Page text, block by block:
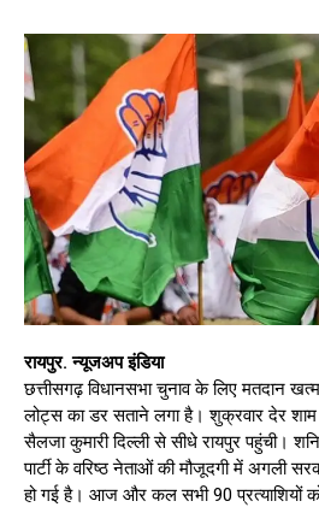
रायपुर. न्यूजअप इंडिया
छत्तीसगढ़ विधानसभा चुनाव के लिए मतदान
लोट्स का डर सताने लगा है। शुक्रवार देर शाम
सैलजा कुमारी दिल्ली से सीधे रायपुर पहुंची।
पार्टी के वरिष्ठ नेताओं की मौजूदगी में अगली
हो गई है। आज और कल सभी 90 प्रत्याशियों